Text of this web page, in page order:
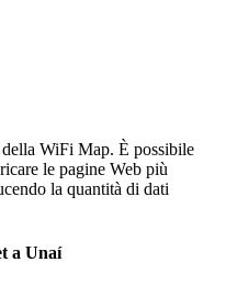
WiFi Map. È possibile
le pagine Web più
la quantità di dati
a Unaí